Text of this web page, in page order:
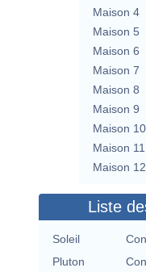
Maison 4
Maison 5
Maison 6
Maison 7
Maison 8
Maison 9
Maison 10
Maison 11
Maison 12
Liste
Soleil
Pluton